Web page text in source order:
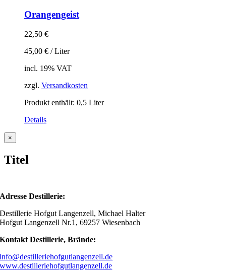
Orangengeist
22,50 €
45,00 € /Liter
incl. 19% VAT
zzgl. Versandkosten
Produkt enthält: 0,5 Liter
Details
Close
product
view
×
Titel
Adresse Destillerie:
Destillerie Hofgut Langenzell, Michael Halter
Hofgut Langenzell Nr.1, 69257 Wiesenbach
Kontakt Destillerie, Brände:
info@destilleriehofgutlangenzell.de
www.destilleriehofgutlangenzell.de